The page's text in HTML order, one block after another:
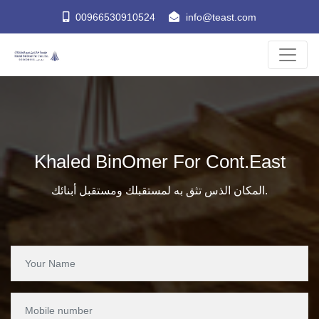
00966530910524 info@teast.com
Khaled BinOmer For Cont.East
المكان الذس تثق به لمستقبلك ومستقبل أبنائك.